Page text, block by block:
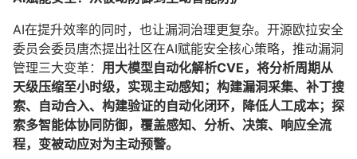
AI在提升效率的同时，也让漏洞治理更复杂。开源欧拉安全
委员会委员唐杰提出社区在AI赋能安全核心策略，推动漏洞
管理三大变革： 用大模型自动化解析CVE，将分析周期从
天级压缩至小时级，实现主动感知；构建漏洞采集、补丁搜
索、自动合入、构建验证的自动化闭环，降低人工成本；探
索多智能体协同防御，覆盖感知、分析、决策、响应全流
程，变被动应对为主动预警。